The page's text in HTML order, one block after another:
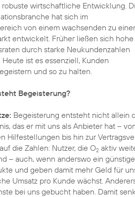
robuste wirtschaftliche Entwicklung.
hat sich im
von einem wachsenden zu
entwickelt. Früher ließen sich hohe
durch starke Neukundenzahlen
ist es essenziell, Kunden
und so zu halten.
Begeisterung?
Begeisterung entsteht nicht allein
das er mit uns als Anbieter hat –
Hilfestellungen bis hin zur
die Zahlen: Nutzer, die O2 aktiv
– auch, wenn anderswo ein
und geben damit mehr Geld für
Umsatz pro Kunde wächst.
bei uns gebucht haben. Damit